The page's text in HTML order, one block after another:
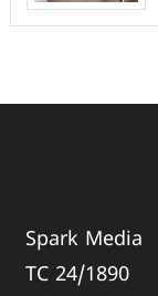
Spark Media
TC 24/1890